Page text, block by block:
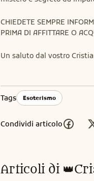
CHIEDETE SEMPRE
PRIMA DI AFFITTARE O
Un saluto dal vostro
Tags Esoterismo
Condividi articolo
Articoli di